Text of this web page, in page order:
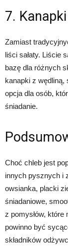
7.
Zamiast
liści sałaty. Liście
bazę dla różnych
kanapki z
opcja dla osób,
śniadanie.
Choć chleb jest
innych pysznych i
owsianka, placki
śniadaniowe,
z pomysłów,
powinno być
składników